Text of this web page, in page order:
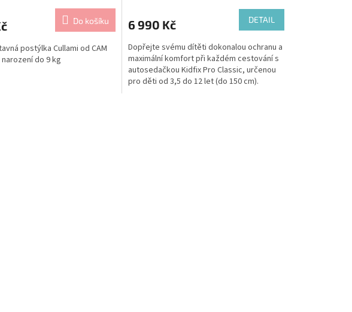
Do košíku
postýlka Cullami od CAM
do 9 kg
6 990 Kč DETAIL
Dopřejte svému dítěti dokonalou ochranu a
maximální komfort při každém cestování s
autosedačkou Kidfix Pro Classic, určenou
pro děti od 3,5 do 12 let (do 150 cm).